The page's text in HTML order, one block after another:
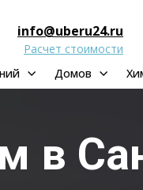
info@uberu24.ru
Расчет стоимости
Домов
в